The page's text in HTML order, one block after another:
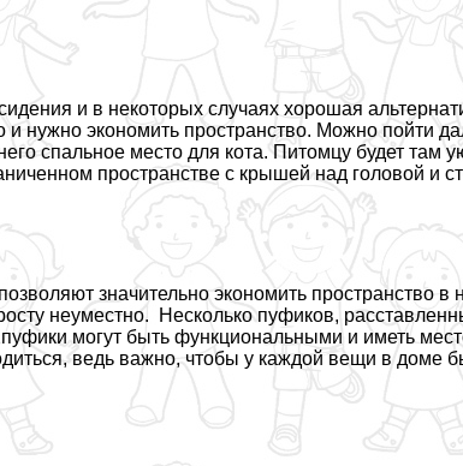
и в некоторых случаях хорошая
нужно экономить прострaнcтво. Можно пойти
спальное место для кота. Питомцу будет там
прострaнcтве с крышей над головой и
значительно экономить прострaнcтво
неуместно. Несколько пуфиков,
могут быть функциональными и иметь
ведь важно, чтобы у каждой вещи в доме